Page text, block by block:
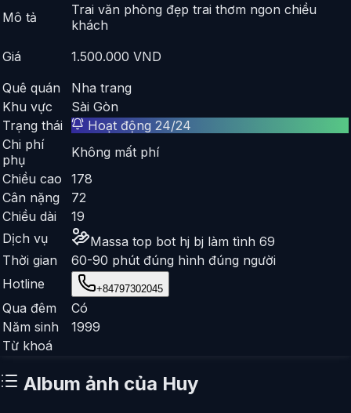
Mô tả
Trai văn phòng đẹp trai thơm ngon chiều
khách
Giá
1.500.000 VND
Quê quán
Nha trang
Khu vực
Sài Gòn
Trạng thái
Hoạt động 24/24
Chi phí
phụ
Không mất phí
Chiều cao
178
Cân nặng
72
Chiều dài
19
Dịch vụ
Massa top bot hj bj làm tình 69
Thời gian
60-90 phút đúng hình đúng người
Hotline
+84797302045
Qua đêm
Có
Năm sinh
1999
Từ khoá
Album ảnh của Huy